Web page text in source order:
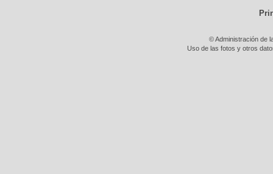
© Administración de
Uso de las fotos y otros